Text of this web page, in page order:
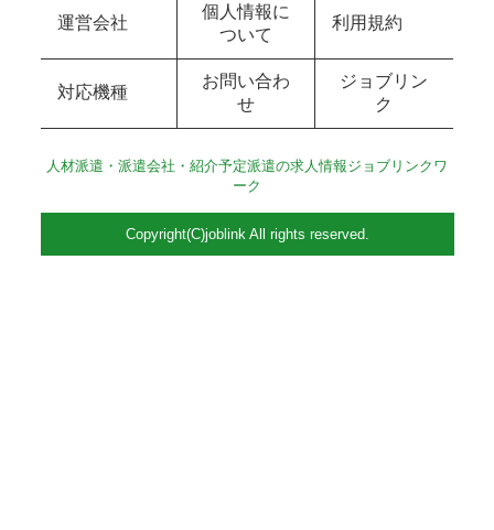
運営会社
個人情報に
ついて
利用規約
対応機種
お問い合わ
せ
ジョブリン
ク
人材派遣・派遣会社・紹介予定派遣の求人情報ジョブリンクワ
ーク
Copyright(C)joblink All rights reserved.